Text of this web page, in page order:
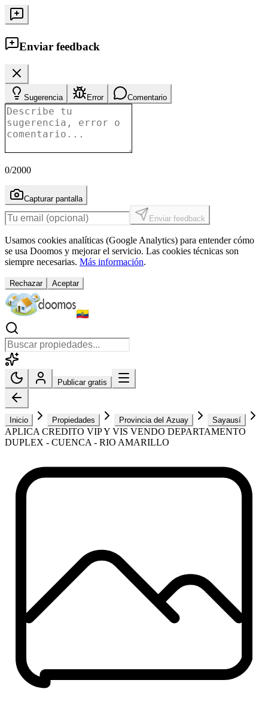
Enviar feedback
Sugerencia Error Comentario
0/2000
Capturar pantalla
Enviar feedback
Usamos cookies analíticas (Google Analytics) para entender cómo
se usa Doomos y mejorar el servicio. Las cookies técnicas son
siempre necesarias. Más información.
Rechazar Aceptar
Publicar gratis
Inicio Propiedades Provincia del Azuay Sayausí
APLICA CREDITO VIP Y VIS VENDO DEPARTAMENTO
DUPLEX - CUENCA - RIO AMARILLO